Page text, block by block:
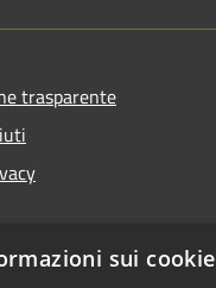
trasparente
accessibilitàsui cookie